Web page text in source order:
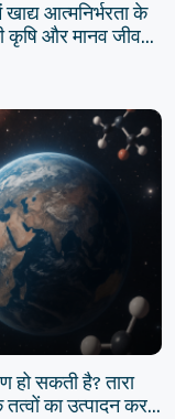
आत्मनिर्भरता के
कृषि और मानव जीवन
हो सकती है? तारा
का उत्पादन कर